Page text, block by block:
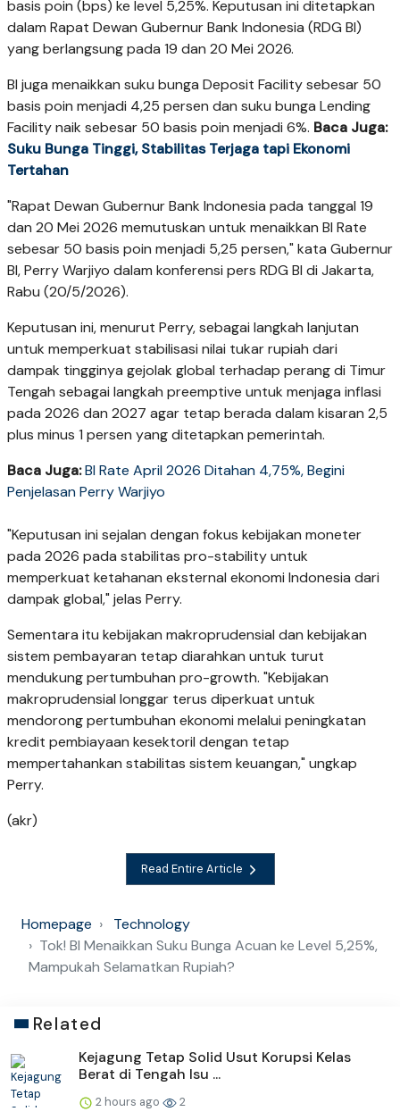
basis poin (bps) ke level 5,25%. Keputusan ini ditetapkan
dalam Rapat Dewan Gubernur Bank Indonesia (RDG BI)
yang berlangsung pada 19 dan 20 Mei 2026.
BI juga menaikkan suku bunga Deposit Facility sebesar 50
basis poin menjadi 4,25 persen dan suku bunga Lending
Facility naik sebesar 50 basis poin menjadi 6%. Baca Juga:
Suku Bunga Tinggi, Stabilitas Terjaga tapi Ekonomi
Tertahan
"Rapat Dewan Gubernur Bank Indonesia pada tanggal 19
dan 20 Mei 2026 memutuskan untuk menaikkan BI Rate
sebesar 50 basis poin menjadi 5,25 persen," kata Gubernur
BI, Perry Warjiyo dalam konferensi pers RDG BI di Jakarta,
Rabu (20/5/2026).
Keputusan ini, menurut Perry, sebagai langkah lanjutan
untuk memperkuat stabilisasi nilai tukar rupiah dari
dampak tingginya gejolak global terhadap perang di Timur
Tengah sebagai langkah preemptive untuk menjaga inflasi
pada 2026 dan 2027 agar tetap berada dalam kisaran 2,5
plus minus 1 persen yang ditetapkan pemerintah.
Baca Juga:BI Rate April 2026 Ditahan 4,75%, Begini
Penjelasan Perry Warjiyo
"Keputusan ini sejalan dengan fokus kebijakan moneter
pada 2026 pada stabilitas pro-stability untuk
memperkuat ketahanan eksternal ekonomi Indonesia dari
dampak global," jelas Perry.
Sementara itu kebijakan makroprudensial dan kebijakan
sistem pembayaran tetap diarahkan untuk turut
mendukung pertumbuhan pro-growth. "Kebijakan
makroprudensial longgar terus diperkuat untuk
mendorong pertumbuhan ekonomi melalui peningkatan
kredit pembiayaan kesektoril dengan tetap
mempertahankan stabilitas sistem keuangan," ungkap
Perry.
(akr)
Read Entire Article
Homepage
Technology
Tok! BI Menaikkan Suku Bunga Acuan ke Level 5,25%,
Mampukah Selamatkan Rupiah?
Related
Kejagung Tetap Solid Usut Korupsi Kelas
Berat di Tengah Isu ...
2 hours ago 2